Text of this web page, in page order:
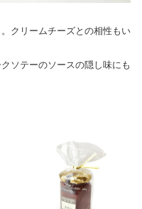
クリームチーズとの相性もい
ソテーのソースの隠し味にも